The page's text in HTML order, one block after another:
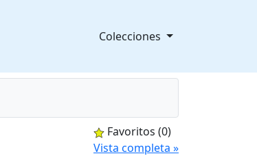
Colecciones
Favoritos (0)
Vista completa »